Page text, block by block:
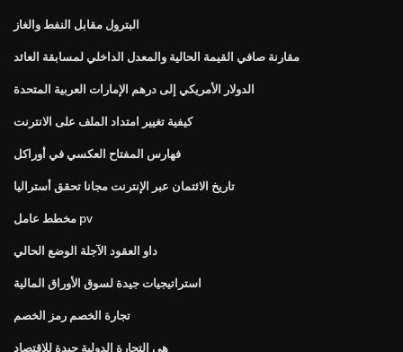
البترول مقابل النفط والغاز
مقارنة صافي القيمة الحالية والمعدل الداخلي لمسابقة العائد
الدولار الأمريكي إلى درهم الإمارات العربية المتحدة
كيفية تغيير امتداد الملف على الانترنت
فهارس المفتاح العكسي في أوراكل
تاريخ الائتمان عبر الإنترنت مجانا تحقق أستراليا
مخطط عامل pv
داو العقود الآجلة الوضع الحالي
استراتيجيات جيدة لسوق الأوراق المالية
تجارة الخصم رمز الخصم
هي التجارة الدولية جيدة للاقتصاد